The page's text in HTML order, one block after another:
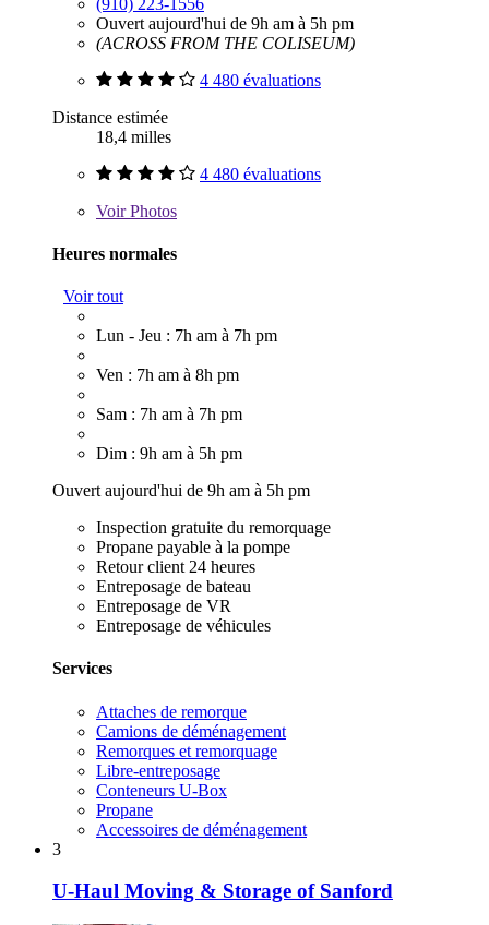
Ouvert aujourd'hui de 9h am à 5h pm
(ACROSS FROM THE COLISEUM)
4 480 évaluations
Distance estimée
18,4 milles
4 480 évaluations
VoirPhotos
Heures normales
Voir tout
Lun - Jeu : 7h am à 7h pm
Ven : 7h am à 8h pm
Sam : 7h am à 7h pm
Dim : 9h am à 5h pm
Ouvert aujourd'hui de 9h am à 5h pm
Inspection gratuite du remorquage
Propane payable à la pompe
Retour client 24 heures
Entreposage de bateau
Entreposage de VR
Entreposage de véhicules
Services
Attaches de remorque
Camions de déménagement
Remorques et remorquage
Libre-entreposage
Conteneurs U-Box
Propane
Accessoires de déménagement
3
U-Haul Moving & Storage of Sanford